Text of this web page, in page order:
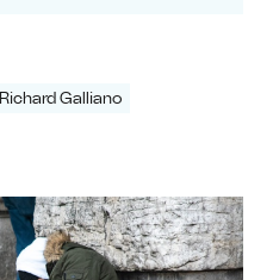
Richard Galliano